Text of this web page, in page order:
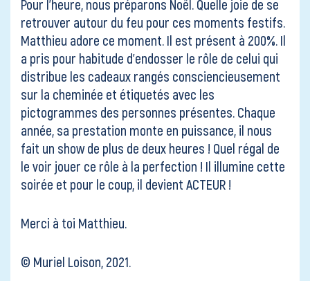
Pour l’heure, nous préparons Noël. Quelle joie de se
retrouver autour du feu pour ces moments festifs.
Matthieu adore ce moment. Il est présent à 200%. Il
a pris pour habitude d’endosser le rôle de celui qui
distribue les cadeaux rangés consciencieusement
sur la cheminée et étiquetés avec les
pictogrammes des personnes présentes. Chaque
année, sa prestation monte en puissance, il nous
fait un show de plus de deux heures ! Quel régal de
le voir jouer ce rôle à la perfection ! Il illumine cette
soirée et pour le coup, il devient ACTEUR !
Merci à toi Matthieu.
© Muriel Loison, 2021.